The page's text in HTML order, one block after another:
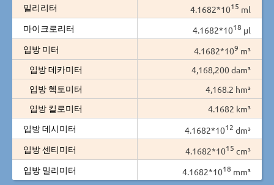
밀리리터
4.1682*1015 ml
마이크로리터
4.1682*1018 µl
입방 미터
4.1682*109 m³
입방 데카미터
4,168,200 dam³
입방 헥토미터
4,168.2 hm³
입방 킬로미터
4.1682 km³
입방 데시미터
4.1682*1012 dm³
입방 센티미터
4.1682*1015 cm³
입방 밀리미터
4.1682*1018 mm³